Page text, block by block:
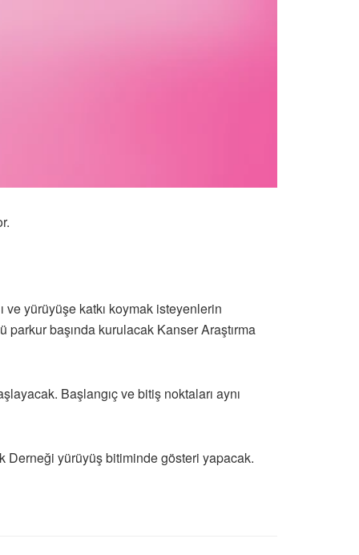
ve yürüyüşe katkı koymak isteyenlerin
başında kurulacak Kanser Araştırma
Başlangıç ve bitiş noktaları aynı
Derneği yürüyüş bitiminde gösteri yapacak.